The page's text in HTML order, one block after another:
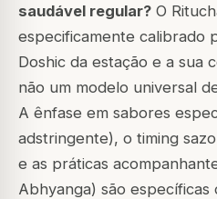
saudável regular? O
especificamente calibrado
Doshic da estação e a sua
não um modelo universal
A ênfase em sabores
adstringente), o timing
e as práticas
Abhyanga) são específicas